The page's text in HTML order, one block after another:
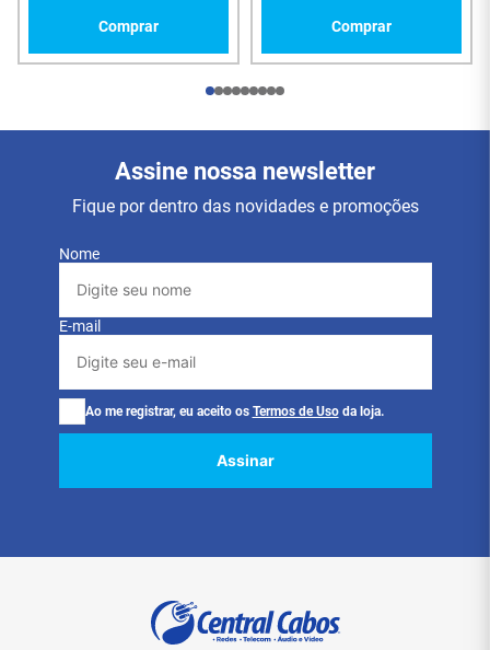
Comprar Comprar
Assine nossa newsletter
Fique por dentro das novidades e promoções
Nome
E-mail
Ao me registrar, eu aceito os Termos de Uso da loja.
Assinar